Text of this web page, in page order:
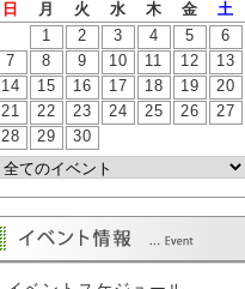
日
月 火 水 木 金
土
1
2 3 4 5
6
7
8 9 10 11 12
13
14
15 16 17 18 19
20
21
22 23 24 25 26
27
28
29 30